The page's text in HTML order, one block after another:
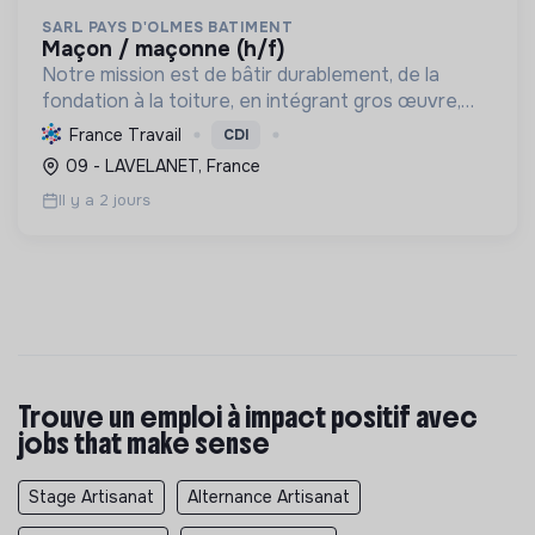
SARL PAYS D'OLMES BATIMENT
maçon / maçonne (h/f)
Notre mission est de bâtir durablement, de la
fondation à la toiture, en intégrant gros œuvre,
rénovation et désamiantage. Nous formons des
talents et valorisons l'insertion, avec le Label RGE.
France Travail CDI
09 - LAVELANET, France
Il y a 2 jours
Trouve un emploi à impact positif avec
jobs that make sense
Stage Artisanat Alternance Artisanat